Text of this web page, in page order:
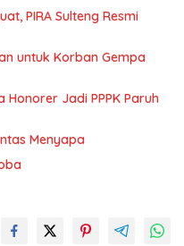
PIRA Sulteng Resmi
untuk Korban Gempa
Honorer Jadi PPPK Paruh
Menyapa